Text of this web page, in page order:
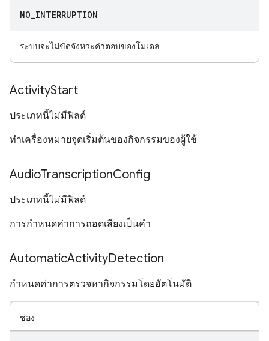
NO INTERRUPTION
ระบบจะไม่ขัดจังหวะคำตอบของโมเดล
ActivityStart
ประเภทนี้ไม่มีฟิลด์
ทําเครื่องหมายจุดเริ่มต้นของกิจกรรมของผู้ใช้
AudioTranscriptionConfig
ประเภทนี้ไม่มีฟิลด์
การกำหนดค่าการถอดเสียงเป็นคำ
AutomaticActivityDetection
กำหนดค่าการตรวจหากิจกรรมโดยอัตโนมัติ
ช่อง